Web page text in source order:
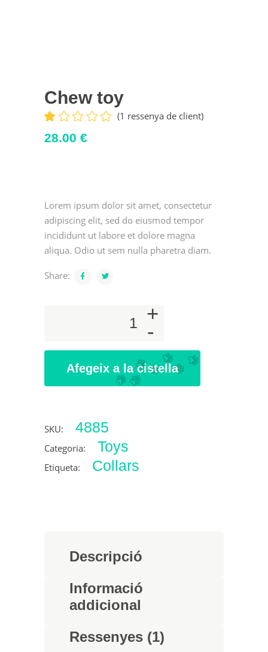
Chew toy
Valorat
sobre
1
de
client
(1 ressenya de client)
28.00 €
Lorem ipsum dolor sit amet, consectetur
adipiscing elit, sed do eiusmod tempor
incididunt ut labore et dolore magna
aliqua. Odio ut sem nulla pharetra diam.
Share:
-
+
Afegeix a la cistella
SKU: 4885
Categoria: Toys
Etiqueta: Collars
Descripció
Informació
addicional
Ressenyes (1)